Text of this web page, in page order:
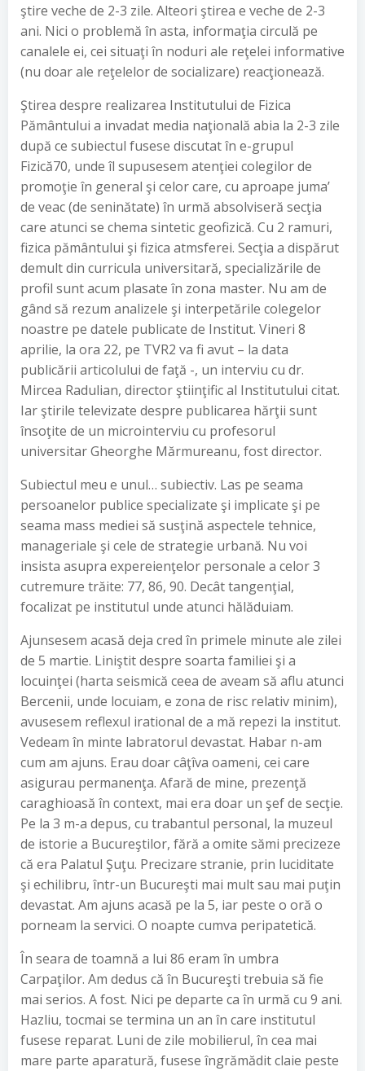
ştire veche de 2-3 zile. Alteori ştirea e veche de 2-3
ani. Nici o problemă în asta, informaţia circulă pe
canalele ei, cei situaţi în noduri ale reţelei informative
(nu doar ale reţelelor de socializare) reacţionează.
Ştirea despre realizarea Institutului de Fizica
Pământului a invadat media naţională abia la 2-3 zile
după ce subiectul fusese discutat în e-grupul
Fizică70, unde îl supusesem atenţiei colegilor de
promoţie în general şi celor care, cu aproape juma’
de veac (de seninătate) în urmă absolviseră secţia
care atunci se chema sintetic geofizică. Cu 2 ramuri,
fizica pământului şi fizica atmsferei. Secţia a dispărut
demult din curricula universitară, specializările de
profil sunt acum plasate în zona master. Nu am de
gând să rezum analizele şi interpetările colegelor
noastre pe datele publicate de Institut. Vineri 8
aprilie, la ora 22, pe TVR2 va fi avut – la data
publicării articolului de faţă -, un interviu cu dr.
Mircea Radulian, director ştiinţific al Institutului citat.
Iar ştirile televizate despre publicarea hărţii sunt
însoţite de un microinterviu cu profesorul
universitar Gheorghe Mărmureanu, fost director.
Subiectul meu e unul… subiectiv. Las pe seama
persoanelor publice specializate şi implicate şi pe
seama mass mediei să susţină aspectele tehnice,
manageriale şi cele de strategie urbană. Nu voi
insista asupra expereienţelor personale a celor 3
cutremure trăite: 77, 86, 90. Decât tangenţial,
focalizat pe institutul unde atunci hălăduiam.
Ajunsesem acasă deja cred în primele minute ale zilei
de 5 martie. Liniştit despre soarta familiei şi a
locuinţei (harta seismică ceea de aveam să aflu atunci
Bercenii, unde locuiam, e zona de risc relativ minim),
avusesem reflexul irational de a mă repezi la institut.
Vedeam în minte labratorul devastat. Habar n-am
cum am ajuns. Erau doar câţîva oameni, cei care
asigurau permanenţa. Afară de mine, prezenţă
caraghioasă în context, mai era doar un şef de secţie.
Pe la 3 m-a depus, cu trabantul personal, la muzeul
de istorie a Bucureştilor, fără a omite sămi precizeze
că era Palatul Şuţu. Precizare stranie, prin luciditate
şi echilibru, într-un Bucureşti mai mult sau mai puţin
devastat. Am ajuns acasă pe la 5, iar peste o oră o
porneam la servici. O noapte cumva peripatetică.
În seara de toamnă a lui 86 eram în umbra
Carpaţilor. Am dedus că în Bucureşti trebuia să fie
mai serios. A fost. Nici pe departe ca în urmă cu 9 ani.
Hazliu, tocmai se termina un an în care institutul
fusese reparat. Luni de zile mobilierul, în cea mai
mare parte aparatură, fusese îngrămădit claie peste